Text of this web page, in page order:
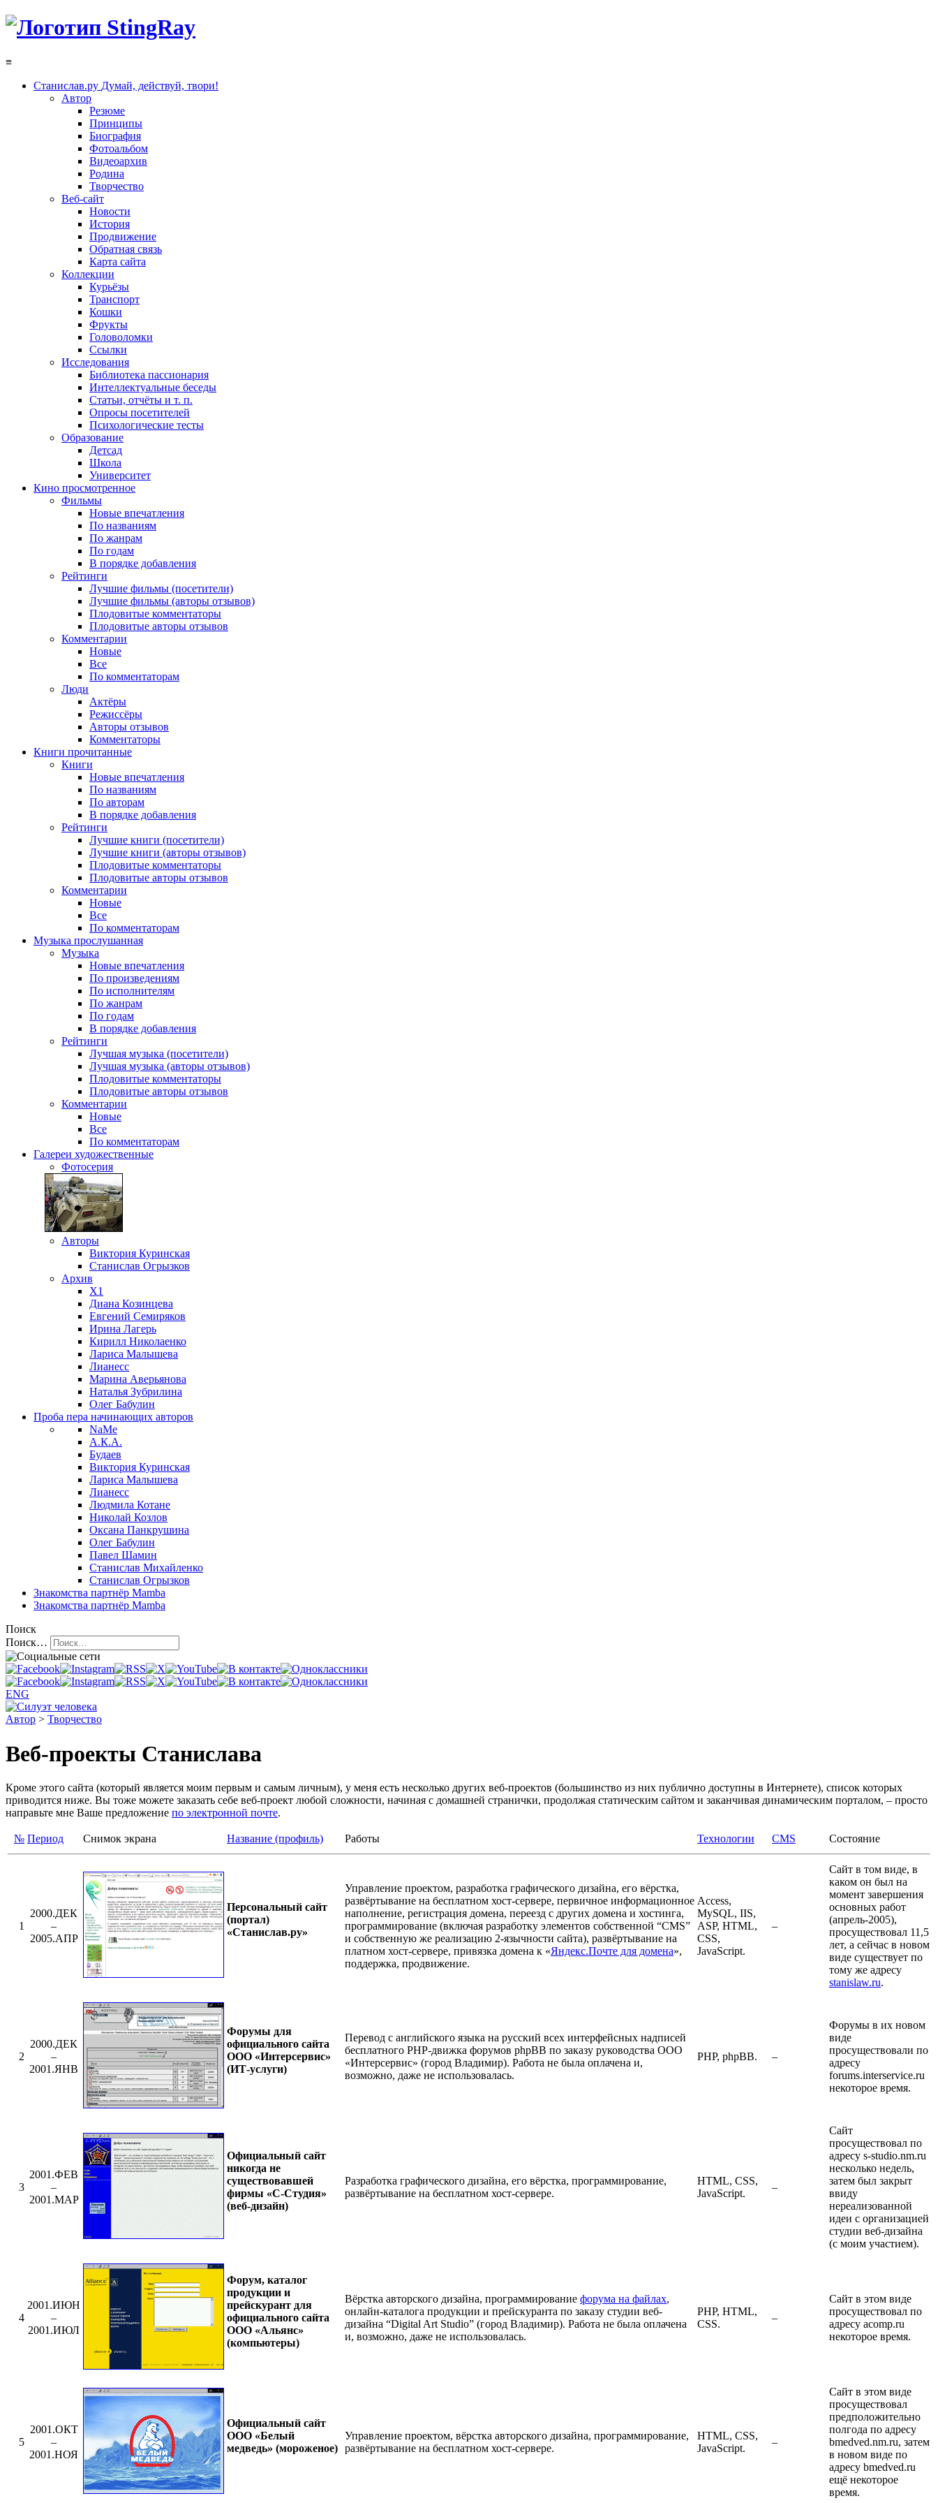
≡
Станислав.ру Думай, действуй, твори!
Автор
Резюме
Принципы
Биография
Фотоальбом
Видеоархив
Родина
Творчество
Веб-сайт
Новости
История
Продвижение
Обратная связь
Карта сайта
Коллекции
Курьёзы
Транспорт
Кошки
Фрукты
Головоломки
Ссылки
Исследования
Библиотека пассионария
Интеллектуальные беседы
Статьи, отчёты и т. п.
Опросы посетителей
Психологические тесты
Образование
Детсад
Школа
Университет
Кино просмотренное
Фильмы
Новые впечатления
По названиям
По жанрам
По годам
В порядке добавления
Рейтинги
Лучшие фильмы (посетители)
Лучшие фильмы (авторы отзывов)
Плодовитые комментаторы
Плодовитые авторы отзывов
Комментарии
Новые
Все
По комментаторам
Люди
Актёры
Режиссёры
Авторы отзывов
Комментаторы
Книги прочитанные
Книги
Новые впечатления
По названиям
По авторам
В порядке добавления
Рейтинги
Лучшие книги (посетители)
Лучшие книги (авторы отзывов)
Плодовитые комментаторы
Плодовитые авторы отзывов
Комментарии
Новые
Все
По комментаторам
Музыка прослушанная
Музыка
Новые впечатления
По произведениям
По исполнителям
По жанрам
По годам
В порядке добавления
Рейтинги
Лучшая музыка (посетители)
Лучшая музыка (авторы отзывов)
Плодовитые комментаторы
Плодовитые авторы отзывов
Комментарии
Новые
Все
По комментаторам
Галереи художественные
Фотосерия
Авторы
Виктория Куринская
Станислав Огрызков
Архив
X1
Диана Козинцева
Евгений Семиряков
Ирина Лагерь
Кирилл Николаенко
Лариса Малышева
Лианесс
Марина Аверьянова
Наталья Зубрилина
Олег Бабулин
Проба пера начинающих авторов
NaMe
А.К.А.
Будаев
Виктория Куринская
Лариса Малышева
Лианесс
Людмила Котане
Николай Козлов
Оксана Панкрушина
Олег Бабулин
Павел Шамин
Станислав Михайленко
Станислав Огрызков
Знакомства партнёр Mamba
Знакомства партнёр Mamba
Поиск
Поиск…
ENG
Автор > Творчество
Веб-проекты Станислава
Кроме этого сайта (который является моим первым и самым личным), у меня есть несколько других веб-проектов (большинство из них публично доступны в Интернете), список которых
приводится ниже. Вы тоже можете заказать себе веб-проект любой сложности, начиная с домашней странички, продолжая статическим сайтом и заканчивая динамическим порталом, – просто
направьте мне Ваше предложение по электронной почте.
№ Период Снимок экрана Название (профиль) Работы Технологии CMS Состояние
1
2000.ДЕК
–
2005.АПР
Персональный сайт
(портал)
«Станислав.ру»
Управление проектом, разработка графического дизайна, его вёрстка,
развёртывание на бесплатном хост-сервере, первичное информационное
наполнение, регистрация домена, переезд с других домена и хостинга,
программирование (включая разработку элементов собственной “CMS”
и собственную же реализацию 2-язычности сайта), развёртывание на
платном хост-сервере, привязка домена к «Яндекс.Почте для домена»,
поддержка, продвижение.
Access,
MySQL, IIS,
ASP, HTML,
CSS,
JavaScript.
–
Сайт в том виде, в
каком он был на
момент завершения
основных работ
(апрель-2005),
просуществовал 11,5
лет, а сейчас в новом
виде существует по
тому же адресу
stanislaw.ru.
2
2000.ДЕК
–
2001.ЯНВ
Форумы для
официального сайта
ООО «Интерсервис»
(ИТ-услуги)
Перевод с английского языка на русский всех интерфейсных надписей
бесплатного PHP-движка форумов phpBB по заказу руководства ООО
«Интерсервис» (город Владимир). Работа не была оплачена и,
возможно, даже не использовалась.
PHP, phpBB. –
Форумы в их новом
виде
просуществовали по
адресу
forums.interservice.ru
некоторое время.
3
2001.ФЕВ
–
2001.МАР
Официальный сайт
никогда не
существовавшей
фирмы «С-Студия»
(веб-дизайн)
Разработка графического дизайна, его вёрстка, программирование,
развёртывание на бесплатном хост-сервере.
HTML, CSS,
JavaScript.
–
Сайт
просуществовал по
адресу s-studio.nm.ru
несколько недель,
затем был закрыт
ввиду
нереализованной
идеи с организацией
студии веб-дизайна
(с моим участием).
4
2001.ИЮН
–
2001.ИЮЛ
Форум, каталог
продукции и
прейскурант для
официального сайта
ООО «Альянс»
(компьютеры)
Вёрстка авторского дизайна, программирование форума на файлах,
онлайн-каталога продукции и прейскуранта по заказу студии веб-
дизайна “Digital Art Studio” (город Владимир). Работа не была оплачена
и, возможно, даже не использовалась.
PHP, HTML,
CSS.
–
Сайт в этом виде
просуществовал по
адресу acomp.ru
некоторое время.
5
2001.ОКТ
–
2001.НОЯ
Официальный сайт
ООО «Белый
медведь» (мороженое)
Управление проектом, вёрстка авторского дизайна, программирование,
развёртывание на бесплатном хост-сервере.
HTML, CSS,
JavaScript.
–
Сайт в этом виде
просуществовал
предположительно
полгода по адресу
bmedved.nm.ru, затем
в новом виде по
адресу bmedved.ru
ещё некоторое
время.